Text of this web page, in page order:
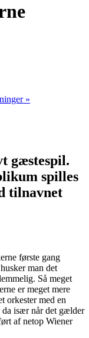
»
gæstespil.
spilles
tilnavnet
første gang
man det
Så meget
er meget mere
orkester med en
da især når det gælder
af netop Wiener